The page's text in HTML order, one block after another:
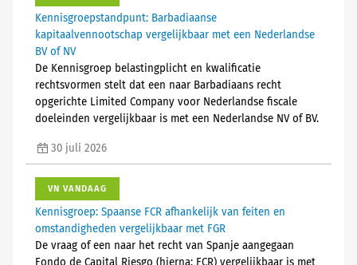
Kennisgroepstandpunt: Barbadiaanse
kapitaalvennootschap vergelijkbaar met een Nederlandse
BV of NV
De Kennisgroep belastingplicht en kwalificatie
rechtsvormen stelt dat een naar Barbadiaans recht
opgerichte Limited Company voor Nederlandse fiscale
doeleinden vergelijkbaar is met een Nederlandse NV of BV.
30 juli 2026
VN VANDAAG
Kennisgroep: Spaanse FCR afhankelijk van feiten en
omstandigheden vergelijkbaar met FGR
De vraag of een naar het recht van Spanje aangegaan